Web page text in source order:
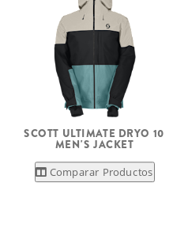
SCOTT ULTIMATE DRYO 10
MEN'S JACKET
Comparar Productos